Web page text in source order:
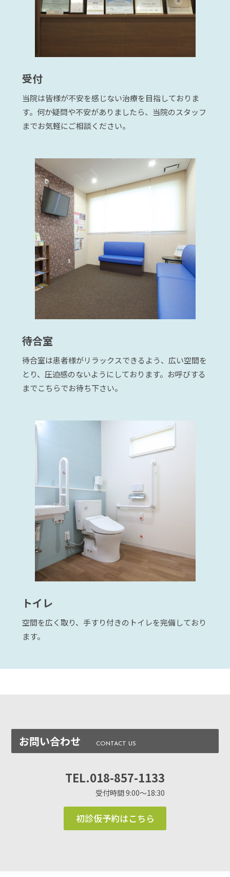
受付
当院は皆様が不安を感じない治療を目指しておりま
す。何か疑問や不安がありましたら、当院のスタッフ
までお気軽にご相談ください。
待合室
待合室は患者様がリラックスできるよう、広い空間を
とり、圧迫感のないようにしております。お呼びする
までこちらでお待ち下さい。
トイレ
空間を広く取り、手すり付きのトイレを完備しており
ます。
お問い合わせ
TEL.018-857-1133
受付時間 9:00〜18:30
初診仮予約はこちら